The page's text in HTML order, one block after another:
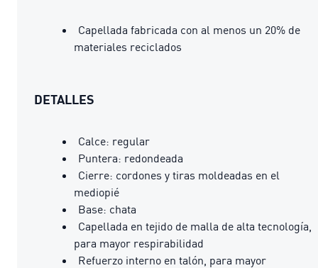
Capellada fabricada con al menos un 20% de
materiales reciclados
DETALLES
Calce: regular
Puntera: redondeada
Cierre: cordones y tiras moldeadas en el
mediopié
Base: chata
Capellada en tejido de malla de alta tecnología,
para mayor respirabilidad
Refuerzo interno en talón, para mayor